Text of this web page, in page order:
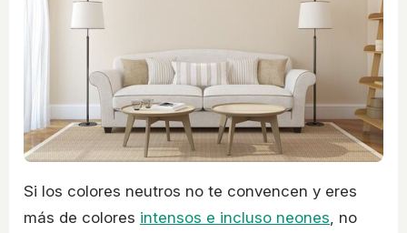
Si los colores neutros no te convencen y eres
más de colores intensos e incluso neones , no